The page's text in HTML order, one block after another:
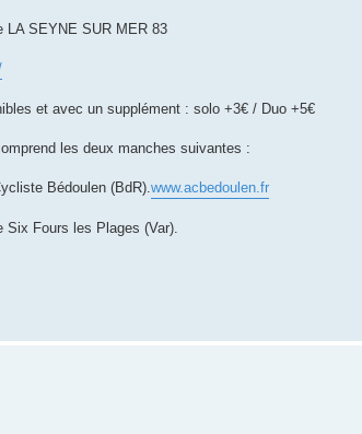
LA SEYNE SUR MER 83
et avec un supplément : solo +3€ / Duo +5€
les deux manches suivantes :
Bédoulen (BdR).www.acbedoulen.fr
Six Fours les Plages (Var).